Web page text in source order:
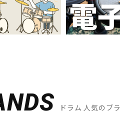
ドラム 人気のブ